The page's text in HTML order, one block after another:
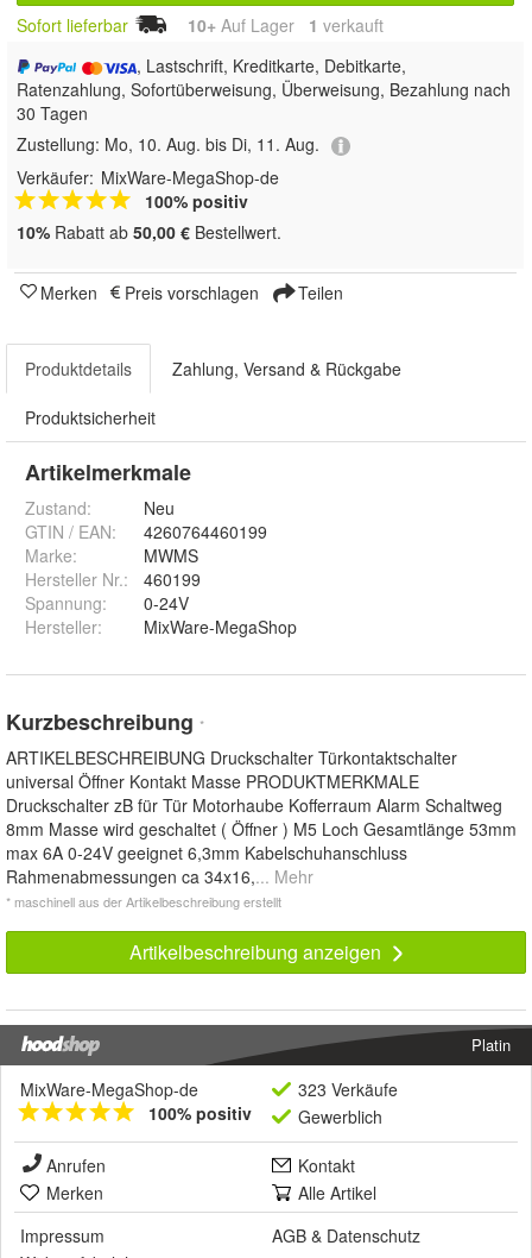
Sofort lieferbar 10+ Auf Lager 1 verkauft
, Lastschrift, Kreditkarte, Debitkarte,
Ratenzahlung, Sofortüberweisung, Überweisung, Bezahlung nach
30 Tagen
Zustellung: Mo, 10. Aug. bis Di, 11. Aug.
Verkäufer: MixWare-MegaShop-de
100% positiv
10% Rabatt ab 50,00 € Bestellwert.
Merken Preis vorschlagen Teilen
Produktdetails Zahlung, Versand & Rückgabe
Produktsicherheit
Artikelmerkmale
Zustand:
Neu
GTIN / EAN:
4260764460199
Marke:
MWMS
Hersteller Nr.:
460199
Spannung:
0-24V
Hersteller: MixWare-MegaShop
Kurzbeschreibung *
ARTIKELBESCHREIBUNG Druckschalter Türkontaktschalter
universal Öffner Kontakt Masse PRODUKTMERKMALE
Druckschalter zB für Tür Motorhaube Kofferraum Alarm Schaltweg
8mm Masse wird geschaltet ( Öffner ) M5 Loch Gesamtlänge 53mm
max 6A 0-24V geeignet 6,3mm Kabelschuhanschluss
Rahmenabmessungen ca 34x16,... Mehr
* maschinell aus der Artikelbeschreibung erstellt
Artikelbeschreibung anzeigen
Platin
MixWare-MegaShop-de
100% positiv
323 Verkäufe
Gewerblich
Anrufen
Kontakt
Merken
Alle Artikel
Impressum
AGB & Datenschutz